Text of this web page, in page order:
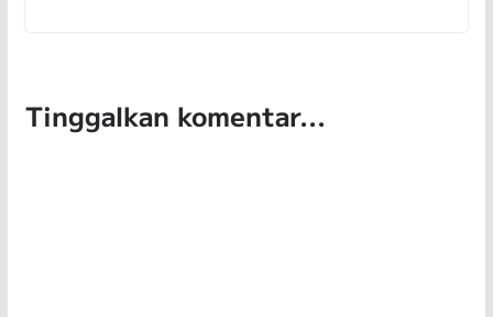
Tinggalkan komentar...